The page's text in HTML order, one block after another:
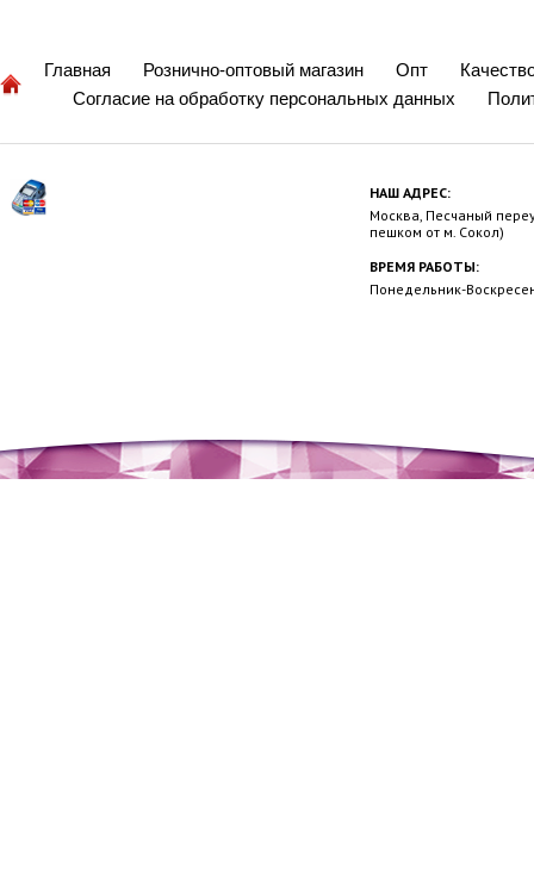
Главная Рознично-оптовый магазин Опт
Согласие на обработку персональных данных
НАШ АДРЕС:
Москва, Песчаный
пешком от м. Сокол)
ВРЕМЯ РАБОТЫ:
Понедельник-